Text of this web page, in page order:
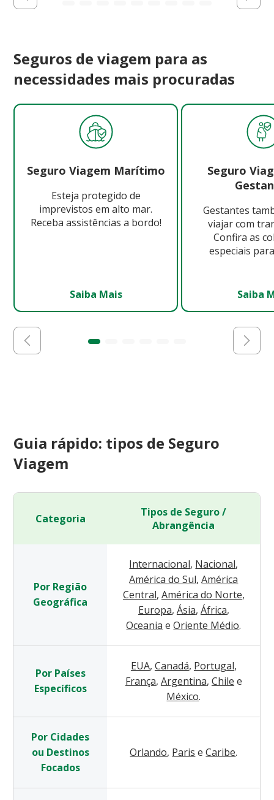
Seguros de viagem para as
necessidades mais procuradas
Seguro Viagem Marítimo
Esteja protegido de
imprevistos em alto mar.
Receba assistências a bordo!
Saiba Mais
Seguro
Gestantes
viajar com
Confira as
especiais
Saiba
Guia rápido: tipos de Seguro
Viagem
Categoria
Tipos de Seguro /
Abrangência
Por Região
Geográfica
Internacional, Nacional,
América do Sul, América
Central, América do Norte,
Europa, Ásia, África,
Oceania e Oriente Médio.
Por Países
Específicos
EUA, Canadá, Portugal,
França, Argentina, Chile e
México.
Por Cidades
ou Destinos
Focados
Orlando, Paris e Caribe.